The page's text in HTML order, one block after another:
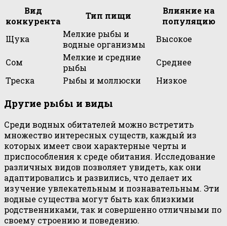
Вид
конкурента
Тип пищи
Влияние на
популяцию
Щука
Мелкие рыбы и
водные организмы
Высокое
Сом
Мелкие и средние
рыбы
Среднее
Треска
Рыбы и моллюски Низкое
Другие рыбы и виды
Среди водных обитателей можно встретить
множество интересных существ, каждый из
которых имеет свои характерные черты и
приспособления к среде обитания. Исследование
различных видов позволяет увидеть, как они
адаптировались и развились, что делает их
изучение увлекательным и познавательным. Эти
водные существа могут быть как близкими
родственниками, так и совершенно отличными по
своему строению и поведению.